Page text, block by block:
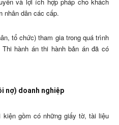
và lợi ích hợp pháp cho khách
nhân dân các cấp.
tổ chức) tham gia trong quá trình
hành án thi hành bản án đã có
nợ) doanh nghiệp
gồm có những giấy tờ, tài liệu